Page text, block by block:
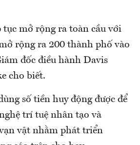
tục mở rộng ra toàn cầu với
rộng ra 200 thành phố vào
đốc điều hành Davis
cho biết.
số tiền huy động được để
trí tuệ nhân tạo và
vật nhằm phát triển